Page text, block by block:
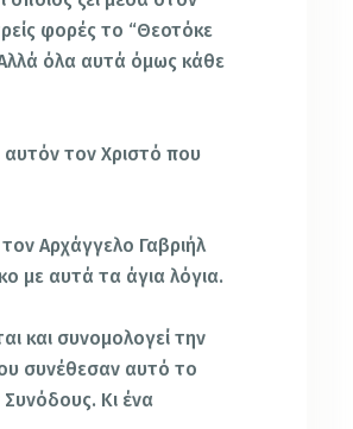
φορές το “Θεοτόκε
όλα αυτά όμως κάθε
τον Χριστό που
Αρχάγγελο Γαβριήλ
με αυτά τα άγια λόγια.
και συνομολογεί την
συνέθεσαν αυτό το
Συνόδους. Κι ένα